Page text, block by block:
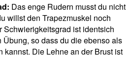
Das enge Rudern musst du nicht
willst den Trapezmuskel noch
Schwierigkeitsgrad ist identsich
so dass du die ebenso als
kannst. Die Lehne an der Brust ist